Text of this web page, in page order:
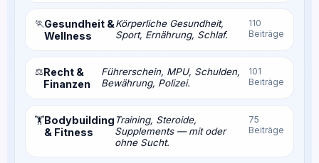
🏃Gesundheit &
Wellness
Körperliche Gesundheit,
Sport, Ernährung, Schlaf.
110
Beiträge
⚖️Recht &
Finanzen
Führerschein, MPU, Schulden,
Bewährung, Polizei.
101
Beiträge
🏋️Bodybuilding
& Fitness
Training, Steroide,
Supplements — mit oder
ohne Sucht.
75
Beiträge